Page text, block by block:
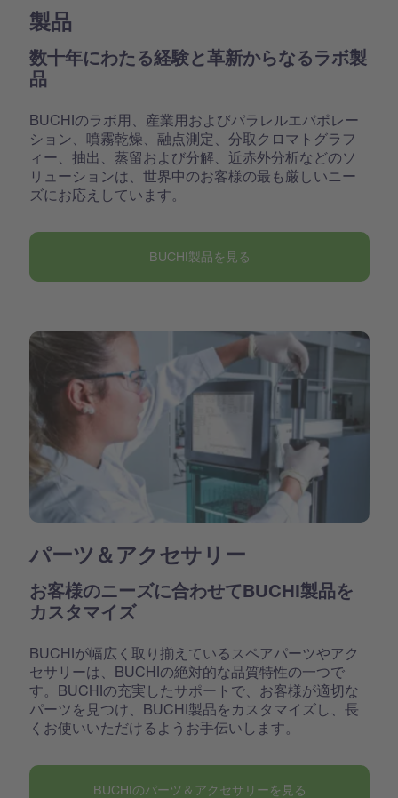
製品
数十年にわたる経験と革新からなるラボ製
品
BUCHIのラボ用、産業用およびパラレルエバポレー
ション、噴霧乾燥、融点測定、分取クロマトグラフ
ィー、抽出、蒸留および分解、近赤外分析などのソ
リューションは、世界中のお客様の最も厳しいニー
ズにお応えしています。
BUCHI製品を見る
パーツ＆アクセサリー
お客様のニーズに合わせてBUCHI製品を
カスタマイズ
BUCHIが幅広く取り揃えているスペアパーツやアク
セサリーは、BUCHIの絶対的な品質特性の一つで
す。BUCHIの充実したサポートで、お客様が適切な
パーツを見つけ、BUCHI製品をカスタマイズし、長
くお使いいただけるようお手伝いします。
BUCHIのパーツ＆アクセサリーを見る